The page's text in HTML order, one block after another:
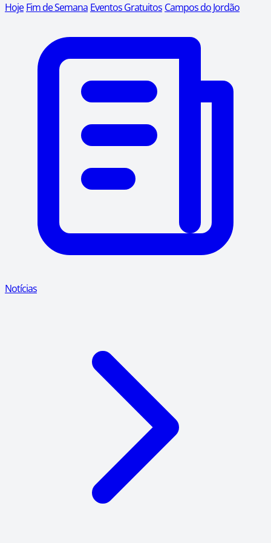
Hoje Fim de Semana Eventos Gratuitos Campos do Jordão
Notícias